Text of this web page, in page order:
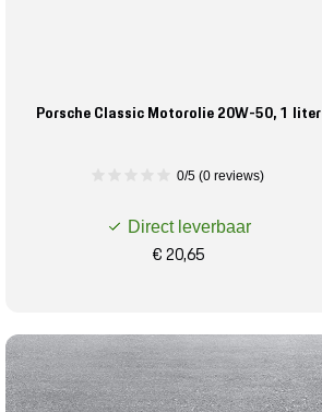
Porsche Classic Motorolie 20W-50, 1 liter
0/5 (0 reviews)
Direct leverbaar
€ 20,65